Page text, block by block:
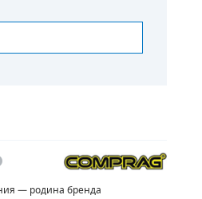
— родина бренда